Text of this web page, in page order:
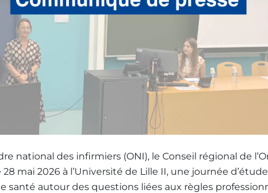
national des infirmiers (ONI), le Conseil régional de
mai 2026 à l’Université de Lille II, une journée
santé autour des questions liées aux règles